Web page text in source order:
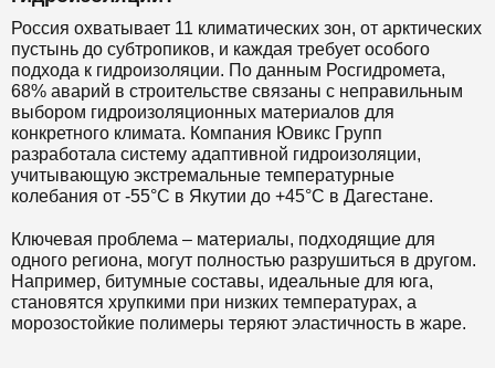
Россия охватывает 11 климатических зон, от арктических
пустынь до субтропиков, и каждая требует особого
подхода к гидроизоляции. По данным Росгидромета,
68% аварий в строительстве связаны с неправильным
выбором гидроизоляционных материалов для
конкретного климата. Компания Ювикс Групп
разработала систему адаптивной гидроизоляции,
учитывающую экстремальные температурные
колебания от -55°C в Якутии до +45°C в Дагестане.
Ключевая проблема – материалы, подходящие для
одного региона, могут полностью разрушиться в другом.
Например, битумные составы, идеальные для юга,
становятся хрупкими при низких температурах, а
морозостойкие полимеры теряют эластичность в жаре.